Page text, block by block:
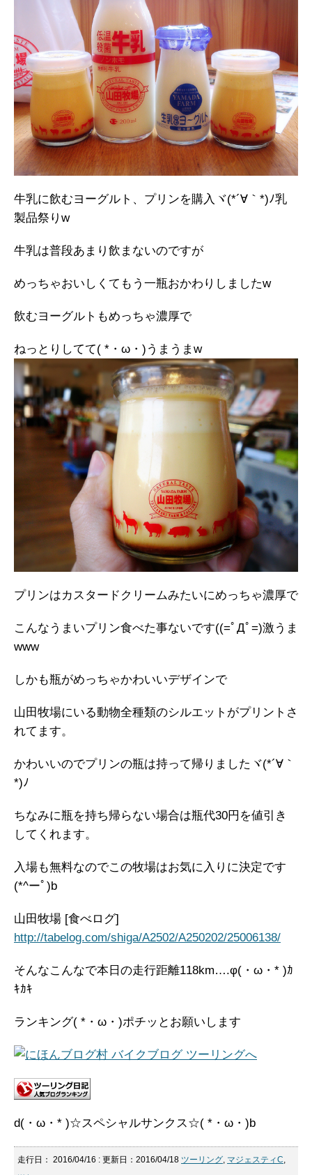
牛乳に飲むヨーグルト、プリンを購入ヾ(*´∀｀*)ﾉ乳
製品祭りw
牛乳は普段あまり飲まないのですが
めっちゃおいしくてもう一瓶おかわりしましたw
飲むヨーグルトもめっちゃ濃厚で
ねっとりしてて( *・ω・)うまうまw
プリンはカスタードクリームみたいにめっちゃ濃厚で
こんなうまいプリン食べた事ないです((=ﾟДﾟ=)激うま
www
しかも瓶がめっちゃかわいいデザインで
山田牧場にいる動物全種類のシルエットがプリントさ
れてます。
かわいいのでプリンの瓶は持って帰りましたヾ(*´∀｀
*)ﾉ
ちなみに瓶を持ち帰らない場合は瓶代30円を値引き
してくれます。
入場も無料なのでこの牧場はお気に入りに決定です
(*^ーﾟ)b
山田牧場 [食べログ]
http://tabelog.com/shiga/A2502/A250202/25006138/
そんなこんなで本日の走行距離118km….φ(・ω・* )ｶ
ｷｶｷ
ランキング( *・ω・)ポチッとお願いします
d(・ω・* )☆スペシャルサンクス☆( *・ω・)b
走行日： 2016/04/16 : 更新日：2016/04/18 ツーリング, マジェスティC,